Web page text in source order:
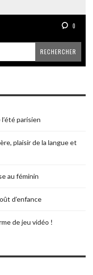
0
parisien
plaisir de la langue et
au féminin
d’enfance
de jeu vidéo !